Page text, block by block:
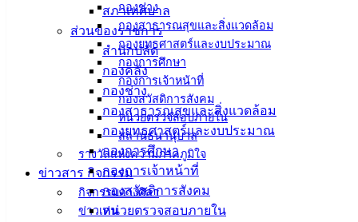
กองช่าง
กองสาธารณสุขและสิ่งแวดล้อม
กองยุทธศาสตร์และงบประมาณ
กองการศึกษา
กองการเจ้าหน้าที่
กองสวัสดิการสังคม
หน่วยตรวจสอบภายใน
สถานธนานุบาล
รางวัลแห่งความภาคภูมิใจ
ข่าวสาร กิจกรรม
กิจกรรมอ่างศิลา
ข่าวเด่น
สภาเทศบาล
ส่วนของราชการ
สำนักปลัด
กองคลัง
กองช่าง
กองสาธารณสุขและสิ่งแวดล้อม
กองยุทธศาสตร์และงบประมาณ
กองการศึกษา
กองการเจ้าหน้าที่
กองสวัสดิการสังคม
หน่วยตรวจสอบภายใน
เทศบาล
สำนักงาน
เทศบาลเมือง
อ่างศิลา 90/338
ม.3 ต.เสม็ด